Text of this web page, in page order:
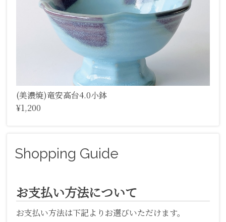
(美濃焼)竜安高台4.0小鉢
¥1,200
Shopping Guide
お支払い方法について
お支払い方法は下記よりお選びいただけます。